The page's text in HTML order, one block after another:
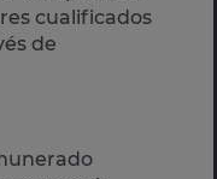
cualificados
de